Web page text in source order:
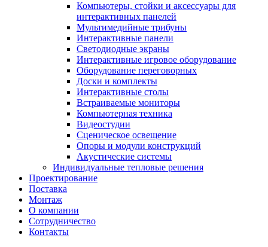
Компьютеры, стойки и аксессуары для
интерактивных панелей
Мультимедийные трибуны
Интерактивные панели
Светодиодные экраны
Интерактивные игровое оборудование
Оборудование переговорных
Доски и комплекты
Интерактивные столы
Встраиваемые мониторы
Компьютерная техника
Видеостудии
Cценическое освещение
Опоры и модули конструкций
Акустические системы
Индивидуальные тепловые решения
Проектирование
Поставка
Монтаж
О компании
Сотрудничество
Контакты